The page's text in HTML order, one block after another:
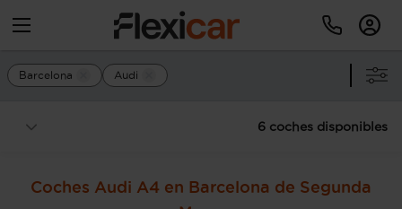
Barcelona Audi
6 coches disponibles
Coches Audi A4 en Barcelona de Segunda